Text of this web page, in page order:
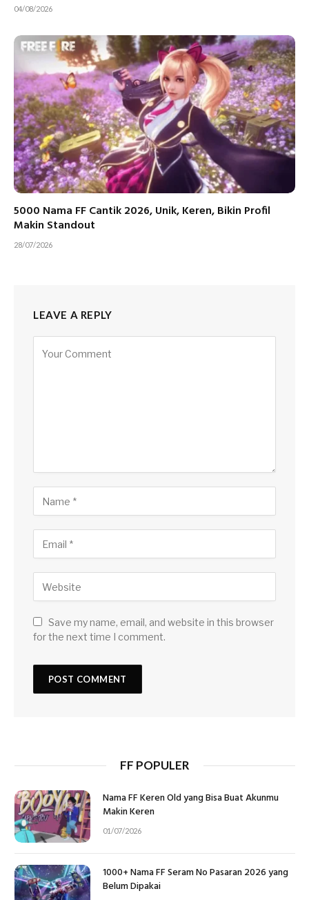
04/08/2026
5000 Nama FF Cantik 2026, Unik, Keren, Bikin Profil
Makin Standout
28/07/2026
LEAVE A REPLY
Save my name, email, and website in this browser
for the next time I comment.
FF POPULER
Nama FF Keren Old yang Bisa Buat Akunmu
Makin Keren
01/07/2026
1000+ Nama FF Seram No Pasaran 2026 yang
Belum Dipakai